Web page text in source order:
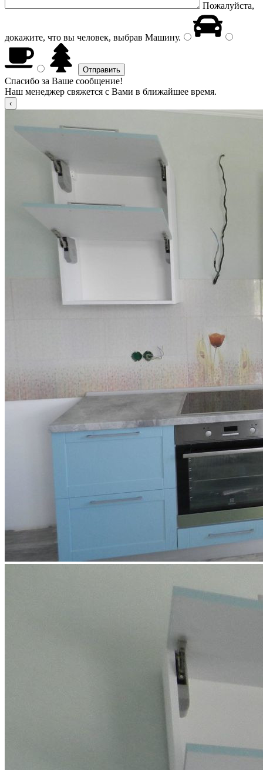
Пожалуйста,
докажите, что вы человек, выбрав Машину.
Спасибо за Ваше сообщение!
Наш менеджер свяжется с Вами в ближайшее время.